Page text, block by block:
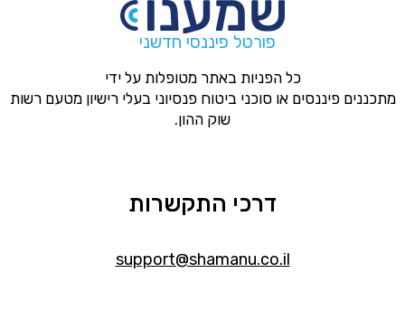
פורטל פיננסי חדשני
כל הפניות באתר מטופלות על ידי
מתכננים פיננסים או סוכני ביטוח פנסיוני בעלי רישיון מטעם רשות
שוק ההון.
דרכי התקשרות
support@shamanu.co.il